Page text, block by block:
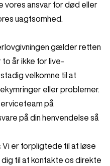
vores ansvar for død eller
uagtsomhed.
gælder retten
to år ikke for live-
velkomne til at
eller problemer.
på
på din henvendelse så
Vi er forpligtede til at løse
til at kontakte os direkte